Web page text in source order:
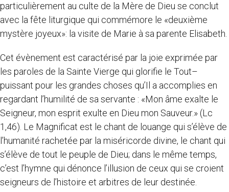
particulièrement au culte de la Mère de Dieu se conclut
avec la fête liturgique qui commémore le «deuxième
mystère joyeux»: la visite de Marie à sa parente Elisabeth.
Cet évènement est caractérisé par la joie exprimée par
les paroles de la Sainte Vierge qui glorifie le Tout–
puissant pour les grandes choses qu’Il a accomplies en
regardant l’humilité de sa servante : «Mon âme exalte le
Seigneur, mon esprit exulte en Dieu mon Sauveur.» (Lc
1,46). Le Magnificat est le chant de louange qui s’élève de
l’humanité rachetée par la miséricorde divine, le chant qui
s’élève de tout le peuple de Dieu; dans le même temps,
c’est l’hymne qui dénonce l’illusion de ceux qui se croient
seigneurs de l’histoire et arbitres de leur destinée.